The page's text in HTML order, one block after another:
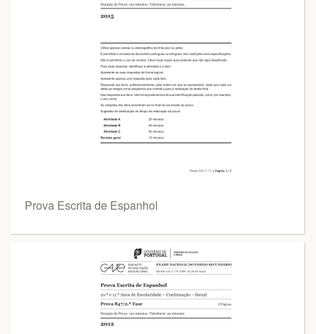
Prova Escrita de Espanhol